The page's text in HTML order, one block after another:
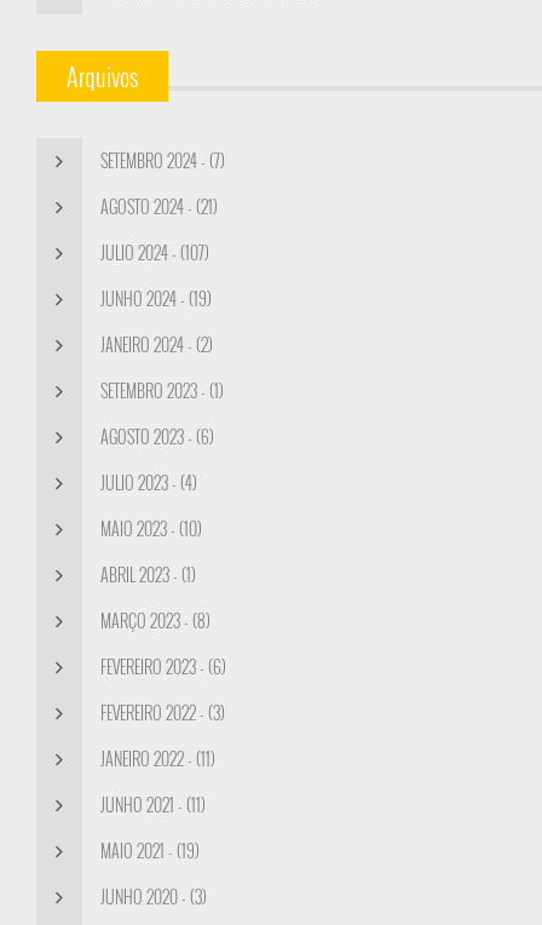
Arquivos
SETEMBRO 2024 - (7)
AGOSTO 2024 - (21)
JULIO 2024 - (107)
JUNHO 2024 - (19)
JANEIRO 2024 - (2)
SETEMBRO 2023 - (1)
AGOSTO 2023 - (6)
JULIO 2023 - (4)
MAIO 2023 - (10)
ABRIL 2023 - (1)
MARÇO 2023 - (8)
FEVEREIRO 2023 - (6)
FEVEREIRO 2022 - (3)
JANEIRO 2022 - (11)
JUNHO 2021 - (11)
MAIO 2021 - (19)
JUNHO 2020 - (3)